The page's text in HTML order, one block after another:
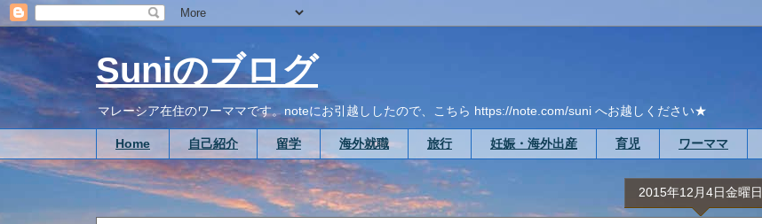
Suniのブログ
マレーシア在住のワーママです。noteにお引越ししたので、こちら https://note.com/suni へお越しください★
Home 自己紹介 留学 海外就職 旅行 妊娠・海外出産 育児 ワーママ
2015年12月4日金曜日